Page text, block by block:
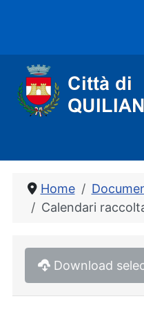
Home
Calendari
Download